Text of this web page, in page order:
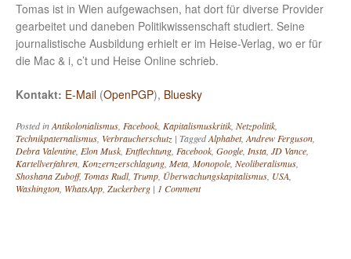
Tomas ist in Wien aufgewachsen, hat dort für diverse Provider
gearbeitet und daneben Politikwissenschaft studiert. Seine
journalistische Ausbildung erhielt er im Heise-Verlag, wo er für
die Mac & i, c’t und Heise Online schrieb.
Kontakt: E-Mail (OpenPGP), Bluesky
Posted inAntikolonialismus, Facebook, Kapitalismuskritik, Netzpolitik,
Technikpaternalismus, Verbraucherschutz | TaggedAlphabet,Andrew Ferguson,
Debra Valentine, Elon Musk, Entflechtung, Facebook, Google, Insta, JD Vance,
Kartellverfahren, Konzernzerschlagung, Meta, Monopole, Neoliberalismus,
Shoshana Zuboff, Tomas Rudl, Trump, Überwachungskapitalismus, USA,
Washington, WhatsApp, Zuckerberg | 1 Comment